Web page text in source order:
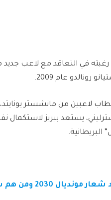
رغبته في التعاقد مع لاعب
رونالدو عام 2009.
لاعبين من مانشستر
80 مليون جنيه إسترليني، يستعد بيريز
البريطانية.
ومن هم سفراء البطولة